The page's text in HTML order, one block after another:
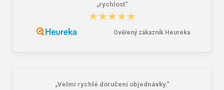
„rychlost“
★★★★★
★★★★★
Ověřený zákazník Heureka
„Velmi rychlé doručení objednávky.“